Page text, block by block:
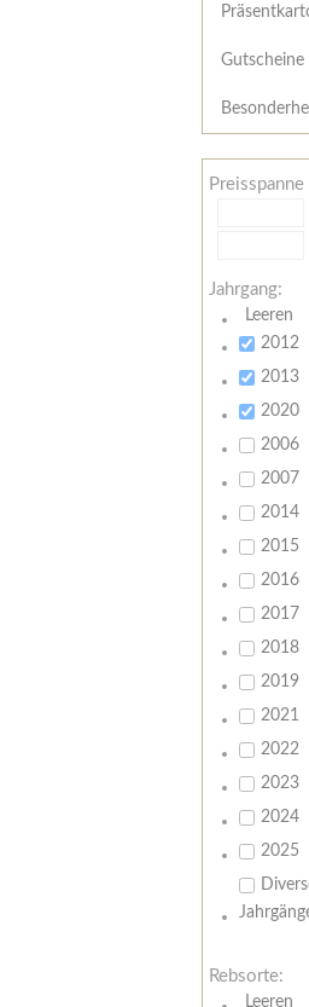
Gutscheine
Preisspanne
Jahrgang:
Leeren
2012
2013
2020
2006
2007
2014
2015
2016
2017
2018
2019
2021
2022
2023
2024
2025
Rebsorte:
Leeren